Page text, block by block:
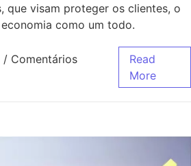
que visam proteger os clientes, o
como um todo.
/ Comentários
Read
More